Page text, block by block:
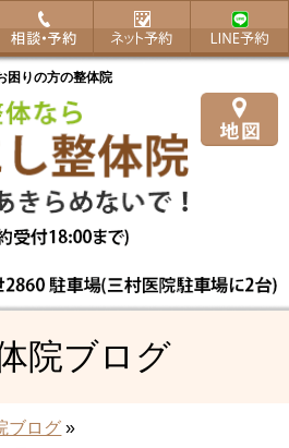
りの方の整体院
院ブログ
ブログ »